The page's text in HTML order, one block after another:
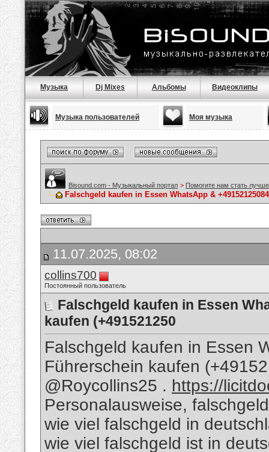
Музыка Dj Mixes Альбомы Видеоклипы
Музыка пользователей Моя музыка
Bisound.com - Музыкальный портал > Помогите нам стать
Falschgeld kaufen in Essen WhatsApp &
11.07.2025, 08:02
collins700
Постоянный пользователь
Falschgeld kaufen in Essen
kaufen (+491521250
Falschgeld kaufen in Essen
Führerschein kaufen
@Roycollins25 . https://
Personalausweise,
wie viel falschgeld in
wie viel falschgeld ist in